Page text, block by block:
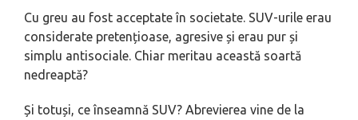
Cu greu au fost acceptate în societate. SUV-urile erau
considerate pretențioase, agresive și erau pur și
simplu antisociale. Chiar meritau această soartă
nedreaptă?
Și totuși, ce înseamnă SUV? Abrevierea vine de la